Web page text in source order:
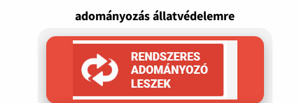
adományozás állatvédelemre